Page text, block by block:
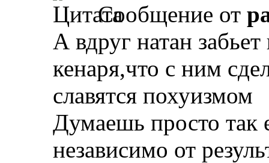
Сообщение от
А вдруг натан
кенаря,что с ним
славятся похуизмом
Думаешь просто
независимо от